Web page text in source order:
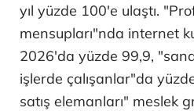
yıl yüzde 100'e ulaştı.
mensupları"nda internet
2026'da yüzde 99,9,
işlerde çalışanlar"da
satış elemanları" meslek